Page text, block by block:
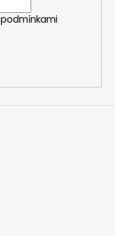
podmínkami